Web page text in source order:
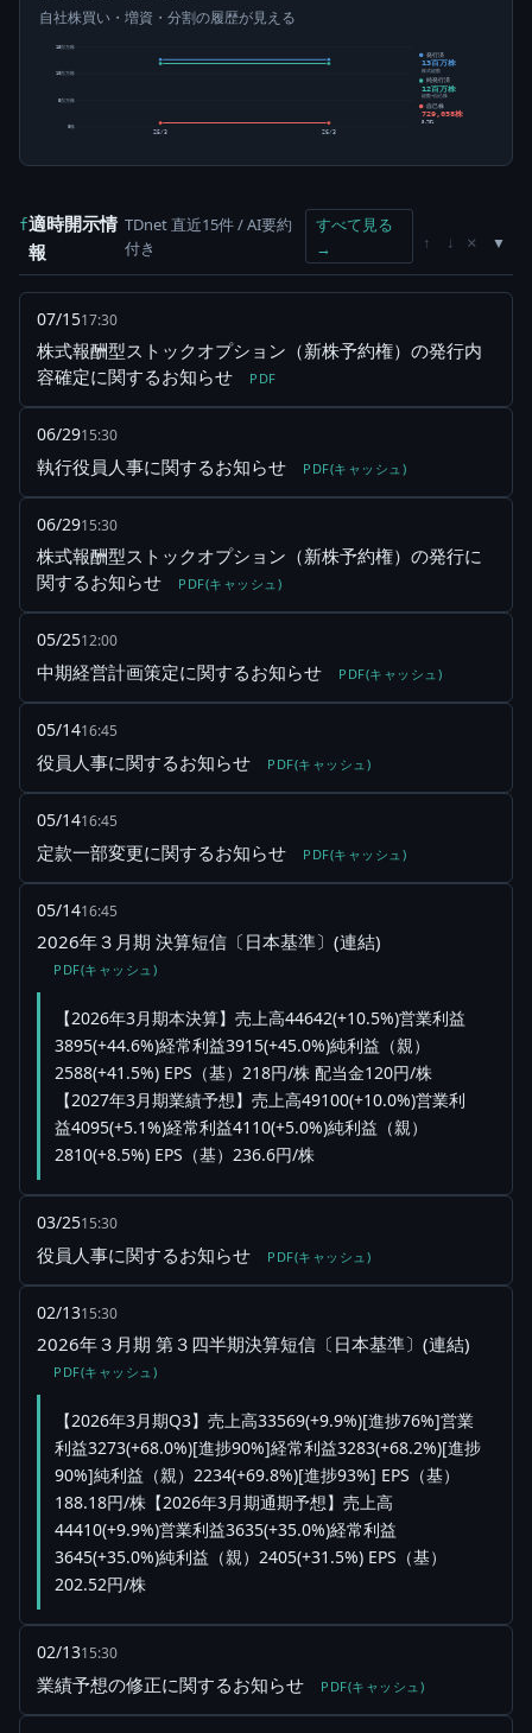
自社株買い・増資・分割の履歴が見える
0株
5百万株
10百万株
15百万株
25/3 26/3
発行済
13百万株
株式総数
純発行済
12百万株
総数-自己株
自己株
729,058株
5.78%
f適時開示情
報
TDnet 直近15件 / AI要約
付き
すべて見る
→
↑ ↓ ×
07/1517:30
株式報酬型ストックオプション（新株予約権）の発行内
容確定に関するお知らせ
PDF
06/2915:30
執行役員人事に関するお知らせ PDF(キャッシュ)
06/2915:30
株式報酬型ストックオプション（新株予約権）の発行に
関するお知らせ
PDF(キャッシュ)
05/2512:00
中期経営計画策定に関するお知らせ PDF(キャッシュ)
05/1416:45
役員人事に関するお知らせ PDF(キャッシュ)
05/1416:45
定款一部変更に関するお知らせ PDF(キャッシュ)
05/1416:45
2026年３月期 決算短信〔日本基準〕(連結)
PDF(キャッシュ)
【2026年3月期本決算】売上高44642(+10.5%)営業利益
3895(+44.6%)経常利益3915(+45.0%)純利益（親）
2588(+41.5%) EPS（基）218円/株 配当金120円/株
【2027年3月期業績予想】売上高49100(+10.0%)営業利
益4095(+5.1%)経常利益4110(+5.0%)純利益（親）
2810(+8.5%) EPS（基）236.6円/株
03/2515:30
役員人事に関するお知らせ PDF(キャッシュ)
02/1315:30
2026年３月期 第３四半期決算短信〔日本基準〕(連結)
PDF(キャッシュ)
【2026年3月期Q3】売上高33569(+9.9%)[進捗76%]営業
利益3273(+68.0%)[進捗90%]経常利益3283(+68.2%)[進捗
90%]純利益（親）2234(+69.8%)[進捗93%] EPS（基）
188.18円/株【2026年3月期通期予想】売上高
44410(+9.9%)営業利益3635(+35.0%)経常利益
3645(+35.0%)純利益（親）2405(+31.5%) EPS（基）
202.52円/株
02/1315:30
業績予想の修正に関するお知らせ PDF(キャッシュ)